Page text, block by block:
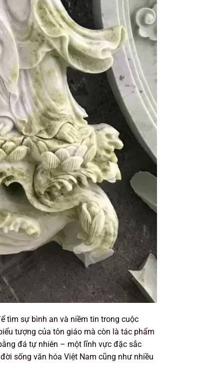
tìm sự bình an và niềm tin trong cuộc
tượng của tôn giáo mà còn là tác phẩm
đá tự nhiên – một lĩnh vực đặc sắc
sống văn hóa Việt Nam cũng như nhiều